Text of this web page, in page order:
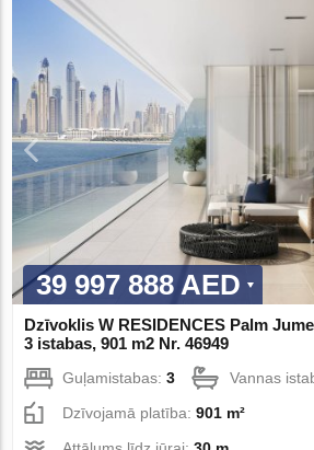
39 997 888 AED
Dzīvoklis W RESIDENCES Palm
3 istabas, 901 m2 Nr. 46949
Guļamistabas:3 Vannas
Dzīvojamā platība:901 m²